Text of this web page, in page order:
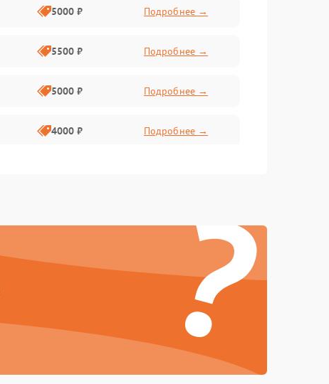
5000 ₽ Подробнее →
5500 ₽ Подробнее →
5000 ₽ Подробнее →
4000 ₽ Подробнее →
?